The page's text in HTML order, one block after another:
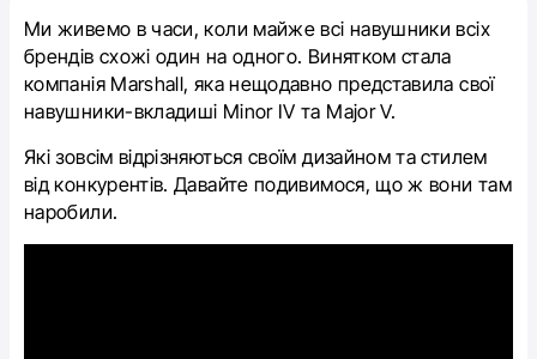
Ми живемо в часи, коли майже всі навушники всіх
брендів схожі один на одного. Винятком стала
компанія Marshall, яка нещодавно представила свої
навушники-вкладиші Minor IV та Major V.
Які зовсім відрізняються своїм дизайном та стилем
від конкурентів. Давайте подивимося, що ж вони там
наробили.